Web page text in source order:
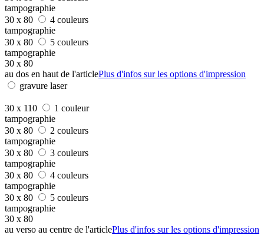
tampographie
30 x 80
4 couleurs
tampographie
30 x 80
5 couleurs
tampographie
30 x 80
au dos en haut de l'articlePlus d'infos sur les options d'impression
gravure laser
30 x 110
1 couleur
tampographie
30 x 80
2 couleurs
tampographie
30 x 80
3 couleurs
tampographie
30 x 80
4 couleurs
tampographie
30 x 80
5 couleurs
tampographie
30 x 80
au verso au centre de l'articlePlus d'infos sur les options d'impression